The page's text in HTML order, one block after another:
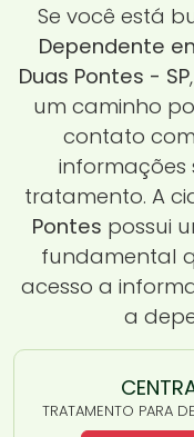
Se você está
Dependente
Duas Pontes - SP
um caminho
contato
informações
tratamento. A
Pontes possui
fundamental
acesso a
a
TRATAMENTO PARA